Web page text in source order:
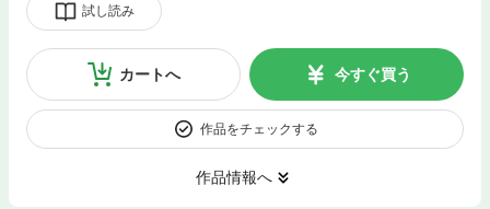
試し読み
カートへ 今すぐ買う
作品をチェックする
作品情報へ